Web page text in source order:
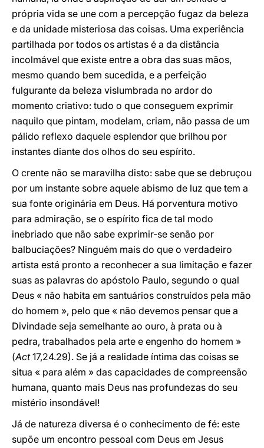
própria vida se une com a percepção fugaz da beleza
e da unidade misteriosa das coisas. Uma experiência
partilhada por todos os artistas é a da distância
incolmável que existe entre a obra das suas mãos,
mesmo quando bem sucedida, e a perfeição
fulgurante da beleza vislumbrada no ardor do
momento criativo: tudo o que conseguem exprimir
naquilo que pintam, modelam, criam, não passa de um
pálido reflexo daquele esplendor que brilhou por
instantes diante dos olhos do seu espírito.
O crente não se maravilha disto: sabe que se debruçou
por um instante sobre aquele abismo de luz que tem a
sua fonte originária em Deus. Há porventura motivo
para admiração, se o espírito fica de tal modo
inebriado que não sabe exprimir-se senão por
balbuciações? Ninguém mais do que o verdadeiro
artista está pronto a reconhecer a sua limitação e fazer
suas as palavras do apóstolo Paulo, segundo o qual
Deus « não habita em santuários construídos pela mão
do homem », pelo que « não devemos pensar que a
Divindade seja semelhante ao ouro, à prata ou à
pedra, trabalhados pela arte e engenho do homem »
(Act17,24.29). Se já a realidade íntima das coisas se
situa « para além » das capacidades de compreensão
humana, quanto mais Deus nas profundezas do seu
mistério insondável!
Já de natureza diversa é o conhecimento de fé: este
supõe um encontro pessoal com Deus em Jesus